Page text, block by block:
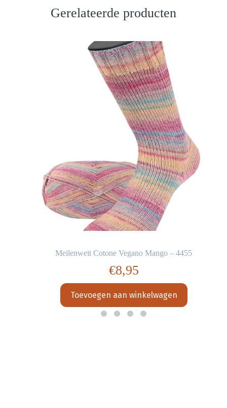
Gerelateerde producten
Meilenweit Cotone Vegano Mango – 4455
€8,95
Toevoegen aan winkelwagen